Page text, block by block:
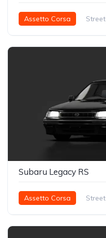
Assetto Corsa Street
Subaru Legacy RS
Assetto Corsa Street